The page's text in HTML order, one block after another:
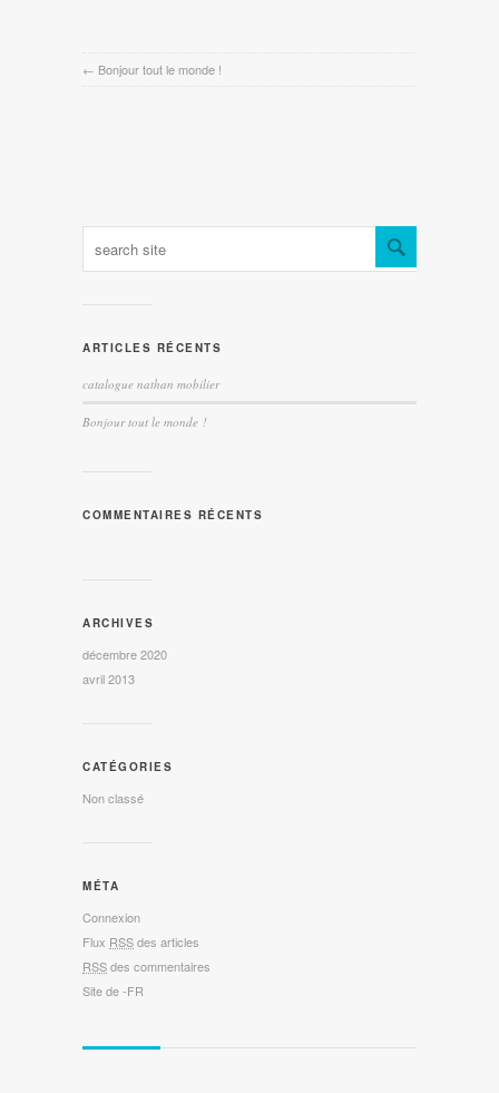
← Bonjour tout le monde !
ARTICLES RÉCENTS
catalogue nathan mobilier
Bonjour tout le monde !
COMMENTAIRES RÉCENTS
ARCHIVES
décembre 2020
avril 2013
CATÉGORIES
Non classé
MÉTA
Connexion
Flux RSSdes articles
RSSdes commentaires
Site de -FR